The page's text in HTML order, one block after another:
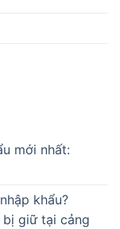
mới nhất:
khẩu?
bị giữ tại cảng